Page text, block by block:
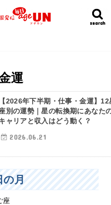
search
search
明日の運勢ランキング 今週の運勢
運
【2026年下半期・仕事・金運】12
別の運勢｜星の転換期にあなた
ャリアと収入はどう動く？
2026.06.21
の月
座